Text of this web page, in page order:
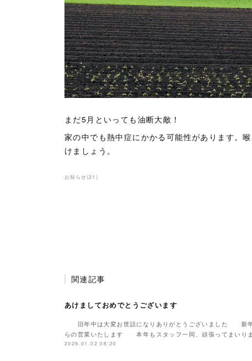
まだ5月といっても油断大敵！
家の中でも熱中症にかかる可能性があります。
けましょう。
お知らせ(21 )
関連記事
あけましておめでとうございます
旧年中は大変お世話になりありがとうございました 新年
らの営業いたします 本年もスタッフ一同、頑張ってまいり
2026.01.02 08:20